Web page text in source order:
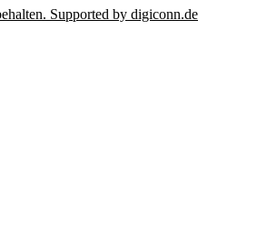
Supported by digiconn.de